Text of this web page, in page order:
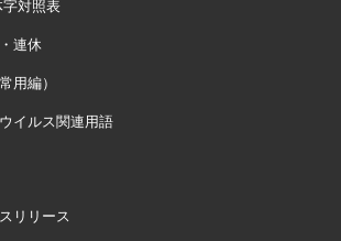
字対照表
連休
用編）
イルス関連用語
リリース